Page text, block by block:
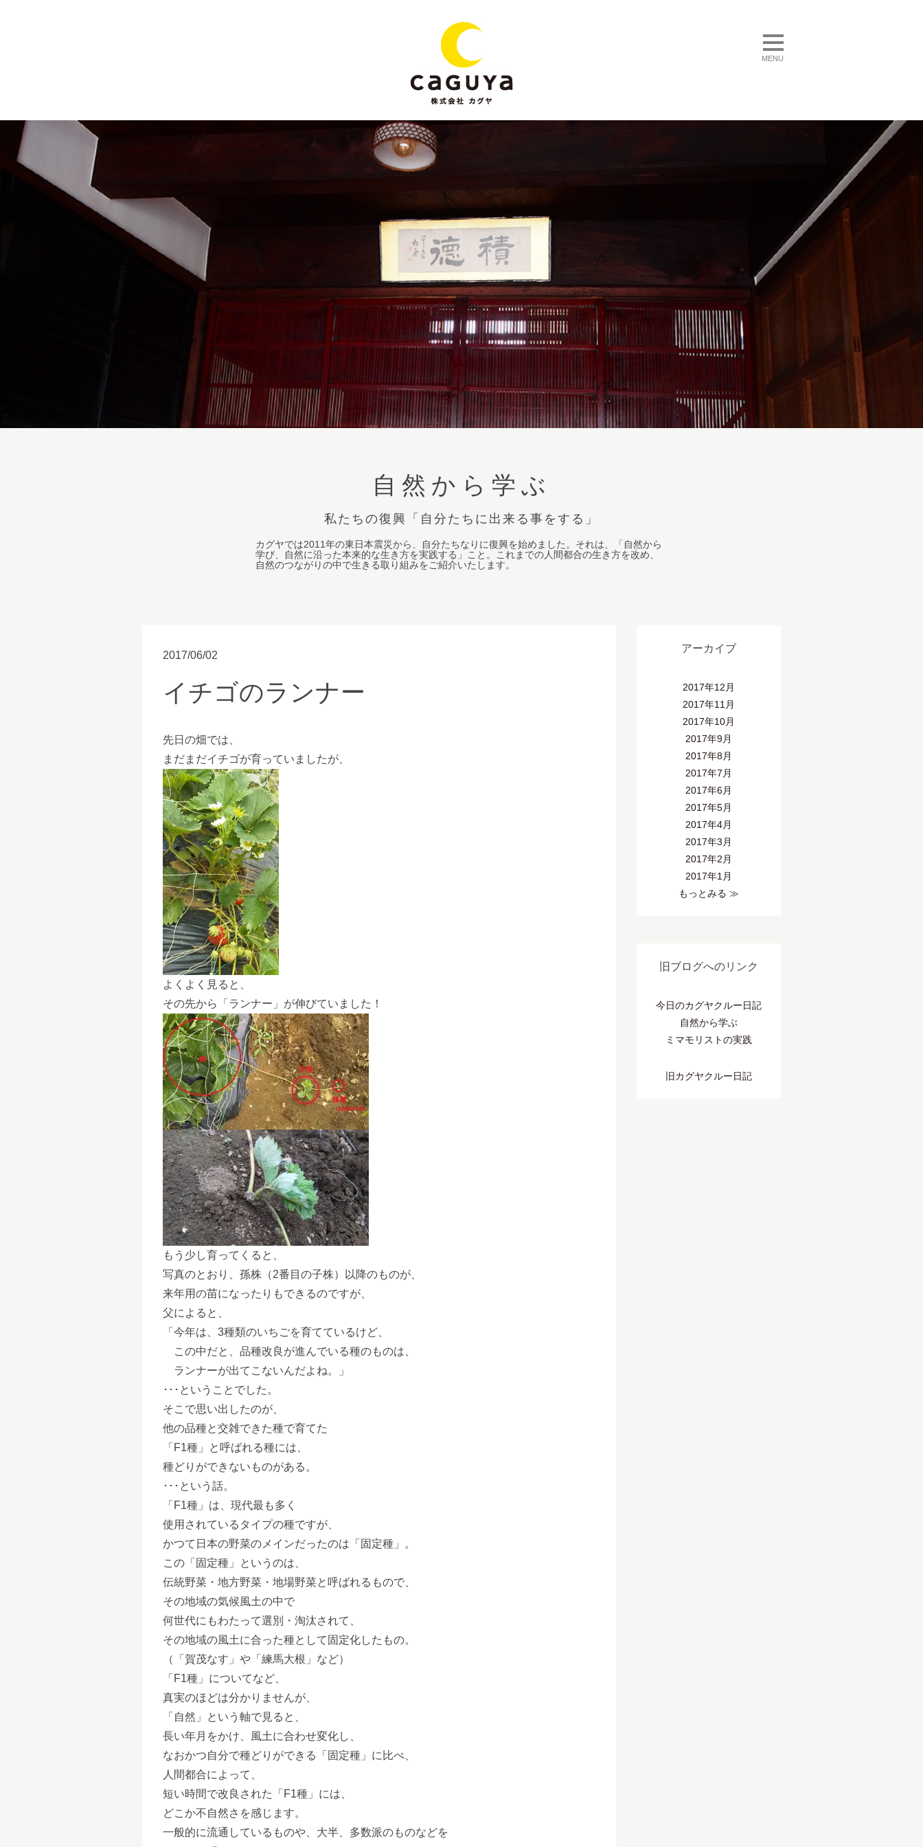
toggle navigation
MENU
自然から学ぶ
私たちの復興「自分たちに出来る事をする」
カグヤでは2011年の東日本震災から、自分たちなりに復興を始めました。それは、「自然から
学び、自然に沿った本来的な生き方を実践する」こと。これまでの人間都合の生き方を改め、
自然のつながりの中で生きる取り組みをご紹介いたします。
2017/06/02
イチゴのランナー
先日の畑では、
まだまだイチゴが育っていましたが、
よくよく見ると、
その先から「ランナー」が伸びていました！
もう少し育ってくると、
写真のとおり、孫株（2番目の子株）以降のものが、
来年用の苗になったりもできるのですが、
父によると、
「今年は、3種類のいちごを育てているけど、
この中だと、品種改良が進んでいる種のものは、
ランナーが出てこないんだよね。」
･･･ということでした。
そこで思い出したのが、
他の品種と交雑できた種で育てた
「F1種」と呼ばれる種には、
種どりができないものがある。
･･･という話。
「F1種」は、現代最も多く
使用されているタイプの種ですが、
かつて日本の野菜のメインだったのは「固定種」。
この「固定種」というのは、
伝統野菜・地方野菜・地場野菜と呼ばれるもので、
その地域の気候風土の中で
何世代にもわたって選別・淘汰されて、
その地域の風土に合った種として固定化したもの。
（「賀茂なす」や「練馬大根」など）
「F1種」についてなど、
真実のほどは分かりませんが、
「自然」という軸で見ると、
長い年月をかけ、風土に合わせ変化し、
なおかつ自分で種どりができる「固定種」に比べ、
人間都合によって、
短い時間で改良された「F1種」には、
どこか不自然さを感じます。
一般的に流通しているものや、大半、多数派のものなどを
アーカイブ
2017年12月
2017年11月
2017年10月
2017年9月
2017年8月
2017年7月
2017年6月
2017年5月
2017年4月
2017年3月
2017年2月
2017年1月
もっとみる ≫
旧ブログへのリンク
今日のカグヤクルー日記
自然から学ぶ
ミマモリストの実践
旧カグヤクルー日記